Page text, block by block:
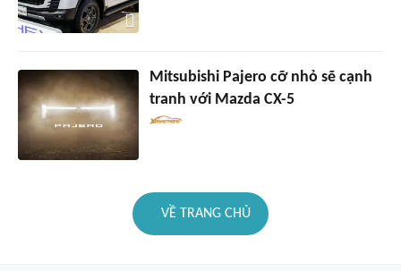
Mitsubishi Pajero cỡ nhỏ sẽ cạnh
tranh với Mazda CX-5
VỀ TRANG CHỦ